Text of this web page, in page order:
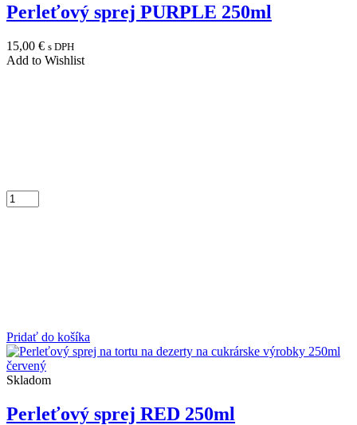
Perleťový sprej PURPLE 250ml
15,00 € s DPH
Add to Wishlist
Pridať do košíka
Skladom
Perleťový sprej RED 250ml